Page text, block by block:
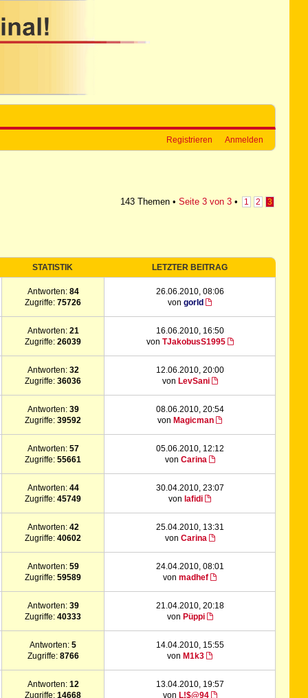
Registrieren Anmelden
143 Themen • Seite 3von 3• 1 2 3
STATISTIK LETZTER BEITRAG
Antworten: 84
Zugriffe:75726
26.06.2010, 08:06
vongorld
Antworten: 21
Zugriffe:26039
16.06.2010, 16:50
von TJakobusS1995
Antworten: 32
Zugriffe:36036
12.06.2010, 20:00
von LevSani
Antworten: 39
Zugriffe:39592
08.06.2010, 20:54
von Magicman
Antworten: 57
Zugriffe:55661
05.06.2010, 12:12
von Carina
Antworten: 44
Zugriffe:45749
30.04.2010, 23:07
von lafidi
Antworten: 42
Zugriffe:40602
25.04.2010, 13:31
von Carina
Antworten: 59
Zugriffe:59589
24.04.2010, 08:01
vonmadhef
Antworten: 39
Zugriffe:40333
21.04.2010, 20:18
von Püppi
Antworten:5
Zugriffe: 8766
14.04.2010, 15:55
von M1k3
Antworten: 12
Zugriffe:14668
13.04.2010, 19:57
von L!$@94